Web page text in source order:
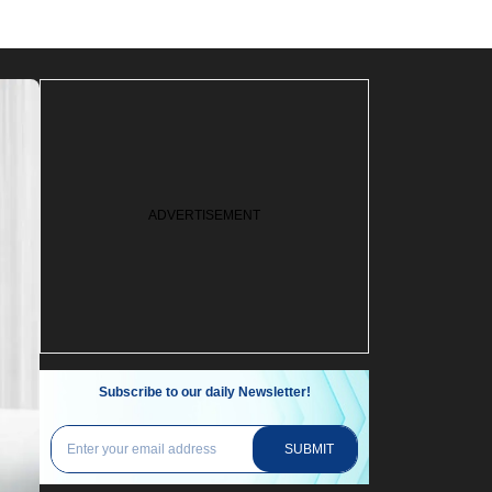
Subscribe to our daily Newsletter!
SUBMIT